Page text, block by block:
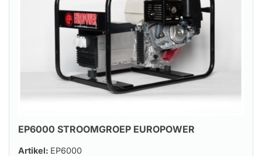
EP6000 STROOMGROEP EUROPOWER
Artikel: EP6000